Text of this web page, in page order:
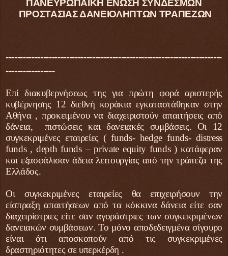
ΠΑΝΕΥΡΩΠΑΙΚΗ ΕΝΩΣΗ ΣΥΝΔΕΣΜΩΝ
ΠΡΟΣΤΑΣΙΑΣ ΔΑΝΕΙΟΛΗΠΤΩΝ ΤΡΑΠΕΖΩΝ
---------------------------------------------------------------------------
-----------------
Επί διακυβερνήσεως της για πρώτη φορά αριστερής
κυβέρνησης 12 διεθνή κοράκια εγκαταστάθηκαν στην
Αθήνα , προκειμένου να διαχειριστούν απαιτήσεις από
δάνεια, πιστώσεις και δανειακές συμβάσεις. Οι 12
συγκεκριμένες εταιρείες ( funds- hedge funds- distress
funds , depth funds – private equity funds ) κατάφεραν
και εξασφάλισαν άδεια λειτουργίας από την τράπεζα της
Ελλάδoς.
Οι συγκεκριμένες εταιρείες θα επιχειρήσουν την
είσπραξη απαιτήσεων από τα κόκκινα δάνεια είτε σαν
διαχειρίστριες είτε σαν αγοράστριες των συγκεκριμένων
δανειακών συμβάσεων. Το μόνο αποδεδειγμένα σίγουρο
είναι ότι αποσκοπούν από τις συγκεκριμένες
δραστηριότητες σε υπερκέρδη .